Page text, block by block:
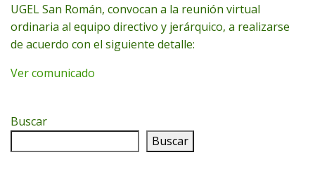
UGEL San Román, convocan a la reunión virtual
ordinaria al equipo directivo y jerárquico, a realizarse
de acuerdo con el siguiente detalle:
Ver comunicado
Buscar
Buscar